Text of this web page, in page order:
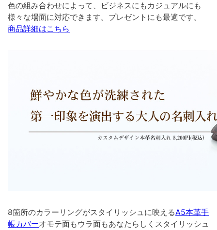
色の組み合わせによって、ビジネスにもカジュアルにも
様々な場面に対応できます。プレゼントにも最適です。
商品詳細はこちら
8箇所のカラーリングがスタイリッシュに映えるA5本革手
帳カバーオモテ面もウラ面もあなたらしくスタイリッシュ